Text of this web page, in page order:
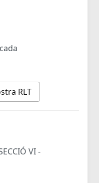
RLT
VI -